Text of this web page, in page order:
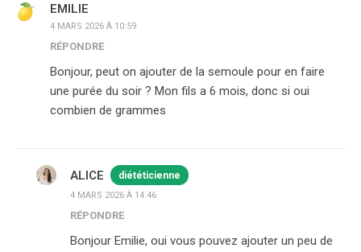
EMILIE
4 MARS 2026 À 10:59
RÉPONDRE
Bonjour, peut on ajouter de la semoule pour en faire
une purée du soir ? Mon fils a 6 mois, donc si oui
combien de grammes
ALICE diététicienne
4 MARS 2026 À 14:46
RÉPONDRE
Bonjour Emilie, oui vous pouvez ajouter un peu de